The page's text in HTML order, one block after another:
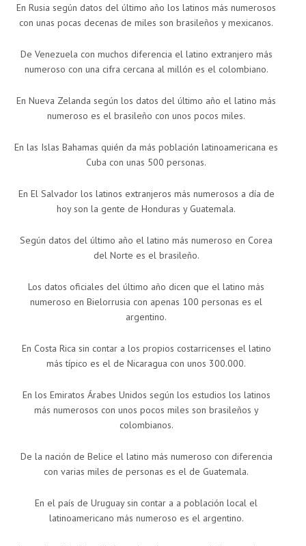
En Rusia según datos del último año los latinos más numerosos
con unas pocas decenas de miles son brasileños y mexicanos.
De Venezuela con muchos diferencia el latino extranjero más
numeroso con una cifra cercana al millón es el colombiano.
En Nueva Zelanda según los datos del último año el latino más
numeroso es el brasileño con unos pocos miles.
En las Islas Bahamas quién da más población latinoamericana es
Cuba con unas 500 personas.
En El Salvador los latinos extranjeros más numerosos a día de
hoy son la gente de Honduras y Guatemala.
Según datos del último año el latino más numeroso en Corea
del Norte es el brasileño.
Los datos oficiales del último año dicen que el latino más
numeroso en Bielorrusia con apenas 100 personas es el
argentino.
En Costa Rica sin contar a los propios costarricenses el latino
más típico es el de Nicaragua con unos 300.000.
En los Emiratos Árabes Unidos según los estudios los latinos
más numerosos con unos pocos miles son brasileños y
colombianos.
De la nación de Belice el latino más numeroso con diferencia
con varias miles de personas es el de Guatemala.
En el país de Uruguay sin contar a a población local el
latinoamericano más numeroso es el argentino.